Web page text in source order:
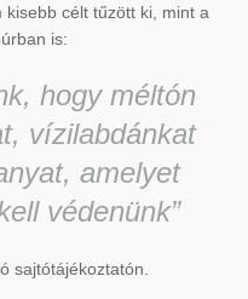
célt tűzött ki, mint a
is:
hogy méltón
vízilabdánkat
amelyet
védenünk”
sajtótájékoztatón.